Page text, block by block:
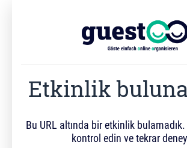
Etkinlik
Bu URL altında bir etkinlik
kontrol edin ve tekrar